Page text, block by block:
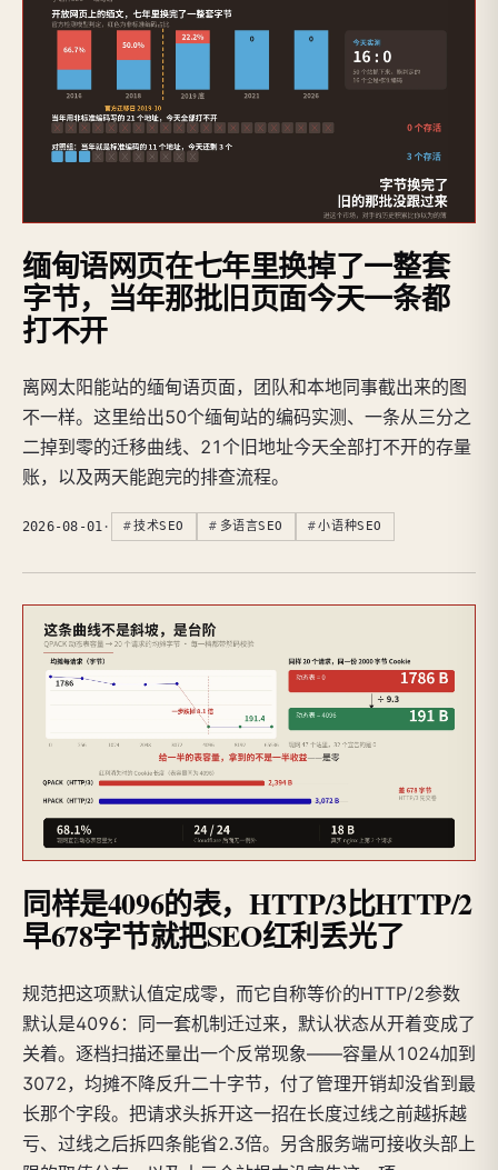
缅甸语网页在七年里换掉了一整套
字节，当年那批旧页面今天一条都
打不开
离网太阳能站的缅甸语页面，团队和本地同事截出来的图
不一样。这里给出50个缅甸站的编码实测、一条从三分之
二掉到零的迁移曲线、21个旧地址今天全部打不开的存量
账，以及两天能跑完的排查流程。
2026-08-01 · 技术SEO 多语言SEO 小语种SEO
同样是4096的表，HTTP/3比HTTP/2
早678字节就把SEO红利丢光了
规范把这项默认值定成零，而它自称等价的HTTP/2参数
默认是4096：同一套机制迁过来，默认状态从开着变成了
关着。逐档扫描还量出一个反常现象——容量从1024加到
3072，均摊不降反升二十字节，付了管理开销却没省到最
长那个字段。把请求头拆开这一招在长度过线之前越拆越
亏、过线之后拆四条能省2.3倍。另含服务端可接收头部上